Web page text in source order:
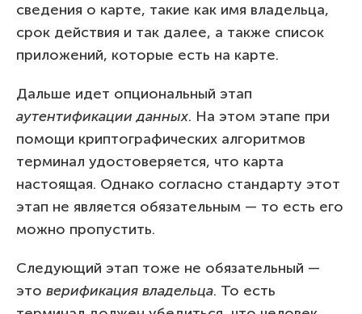
сведения о карте, такие как имя владельца,
срок действия и так далее, а также список
приложений, которые есть на карте.
Дальше идет опциональный этап
аутентификации данных. На этом этапе при
помощи криптографических алгоритмов
терминал удостоверяется, что карта
настоящая. Однако согласно стандарту этот
этап не является обязательным — то есть его
можно пропустить.
Следующий этап тоже не обязательный —
это верификация владельца. То есть